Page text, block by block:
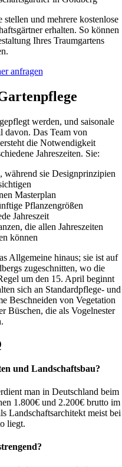
und mehrere kostenlose
erhalten. So können
Ihres Traumgartens
anfragen
werden, und saisonale
davon. Das Team von
die Notwendigkeit
Jahreszeiten. Sie:
während sie Designprinzipien
Masterplan
Pflanzengrößen
Jahreszeit
die allen Jahreszeiten
können
Allgemeine hinaus; sie ist auf
zugeschnitten, wo die
um den 15. April beginnt
sich an Standardpflege- und
Beschneiden von Vegetation
Büschen, die als Vogelnester
und Landschaftsbau?
man in Deutschland beim
1.800€ und 2.200€ brutto im
Landschaftsarchitekt meist bei
liegt.